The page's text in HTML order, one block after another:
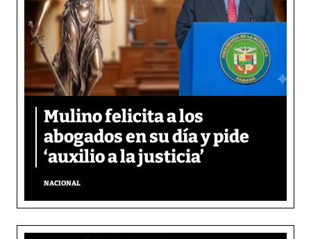
Mulino felicita a los
abogados en su día y pide
‘auxilio a la justicia’
NACIONAL